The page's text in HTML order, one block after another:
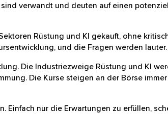
sind verwandt und deuten auf einen
Sektoren Rüstung und KI gekauft,
der Kursentwicklung, und die Fragen
Die Industriezweige Rüstung
die Anlegerstimmung. Die Kurse steigen